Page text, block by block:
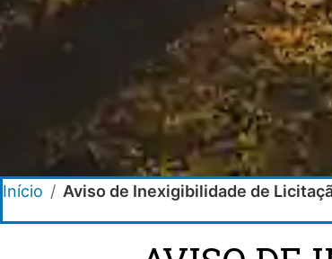
Início / Aviso de Inexigibilidade de